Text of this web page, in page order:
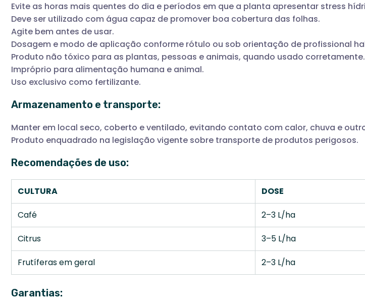
Evite as horas mais quentes do dia e períodos em que a planta apresentar stress
Deve ser utilizado com água capaz de promover boa cobertura das folhas.
Agite bem antes de usar.
Dosagem e modo de aplicação conforme rótulo ou sob orientação de profissional
Produto não tóxico para as plantas, pessoas e animais, quando usado corretamente.
Impróprio para alimentação humana e animal.
Uso exclusivo como fertilizante.
Armazenamento e transporte:
Manter em local seco, coberto e ventilado, evitando contato com calor, chuva e
Produto enquadrado na legislação vigente sobre transporte de produtos perigosos.
Recomendações de uso:
CULTURA DOSE
Café 2–3 L/ha
Citrus 3–5 L/ha
Frutíferas em geral 2–3 L/ha
Garantias: